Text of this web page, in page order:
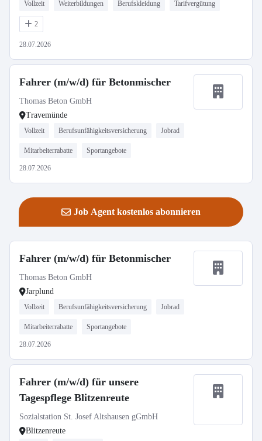
Vollzeit Weiterbildungen Berufskleidung Tarifvergütung
2
28.07.2026
Fahrer (m/w/d) für Betonmischer
Thomas Beton GmbH
Travemünde
Vollzeit Berufsunfähigkeitsversicherung Jobrad
Mitarbeiterrabatte Sportangebote
28.07.2026
Job Agent kostenlos abonnieren
Fahrer (m/w/d) für Betonmischer
Thomas Beton GmbH
Jarplund
Vollzeit Berufsunfähigkeitsversicherung Jobrad
Mitarbeiterrabatte Sportangebote
28.07.2026
Fahrer (m/w/d) für unsere
Tagespflege Blitzenreute
Sozialstation St. Josef Altshausen gGmbH
Blitzenreute